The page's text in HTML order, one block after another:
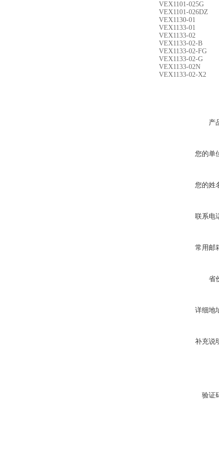
VEX1101-025G
VEX1101-026DZ
VEX1130-01
VEX1133-01
VEX1133-02
VEX1133-02-B
VEX1133-02-FG
VEX1133-02-G
VEX1133-02N
VEX1133-02-X2
产
您的单
您的姓
联系电
常用邮
省
详细地
补充说
验证